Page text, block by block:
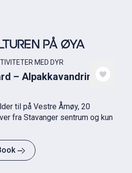
PÅ ØYA
MED DYR
– Alpakkavandring
til på Vestre Åmøy, 20
fra Stavanger sentrum og kun